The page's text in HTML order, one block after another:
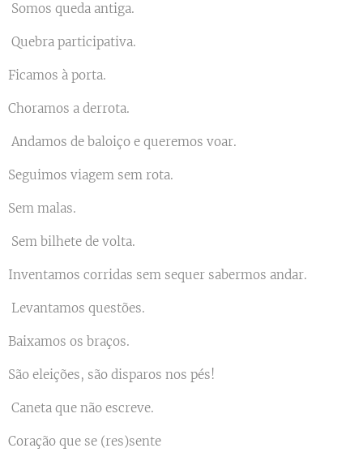
Somos queda antiga.
Quebra participativa.
Ficamos à porta.
Choramos a derrota.
Andamos de baloiço e queremos voar.
Seguimos viagem sem rota.
Sem malas.
Sem bilhete de volta.
Inventamos corridas sem sequer sabermos andar.
Levantamos questões.
Baixamos os braços.
São eleições, são disparos nos pés!
Caneta que não escreve.
Coração que se (res)sente